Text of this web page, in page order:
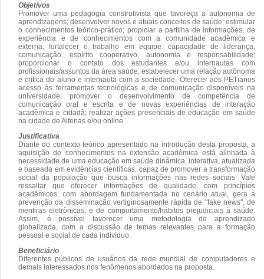
Objetivos
Promover uma pedagogia construtivista que favoreça a autonomia de
aprendizagens; desenvolver novos e atuais conceitos de saúde; estimular
o conhecimentos teórico-prático; propiciar a partilha de informações, de
experiência e de conhecimentos com a comunidade acadêmica e
externa; fortalecer o trabalho em equipe: capacidade de liderança,
comunicação, espírito cooperativo, autonomia e responsabilidade;
proporcionar o contato dos estudantes e/ou internautas com
profissionais/assuntos da área saúde; estabelecer uma relação autônoma
e crítica do aluno e internauta com a sociedade. Oferecer aos PETianos
acesso às ferramentas tecnológicas e de comunicação disponíveis na
universidade; promover o desenvolvimento de competência de
comunicação oral e escrita e de novas experiências de interação
acadêmica e cidadã; realizar ações presenciais de educação em saúde
na cidade de Alfenas e/ou online.
Justificativa
Diante do contexto teórico apresentado na introdução desta proposta, a
aquisição de conhecimentos na extensão acadêmica está alinhada à
necessidade de uma educação em saúde dinâmica, interativa, atualizada
e baseada em evidências científicas, capaz de promover a transformação
social da população que busca informações nas redes sociais. Vale
ressaltar que oferecer informações de qualidade, com princípios
acadêmicos, com abordagem fundamentada no cenário atual, gera a
prevenção da disseminação vertiginosamente rápida de "fake news", de
mentiras eletrônicas, e de comportamento/hábitos prejudiciais à saúde.
Assim, é possível favorecer uma metodologia de aprendizado
globalizada, com a discussão de temas relevantes para a formação
pessoal e social de cada indivíduo.
Beneficiário
Diferentes públicos de usuários da rede mundial de computadores e
demais interessados nos fenômenos abordados na proposta.